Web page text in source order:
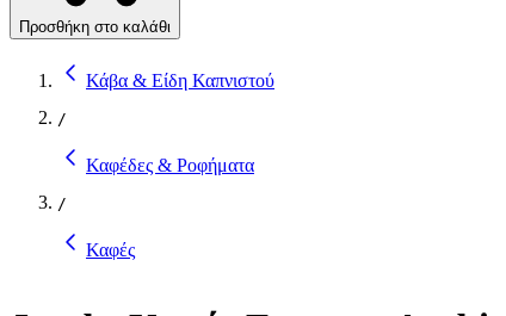
Προσθήκη στο καλάθι
Κάβα & Είδη Καπνιστού
/
Καφέδες & Ροφήματα
/
Καφές